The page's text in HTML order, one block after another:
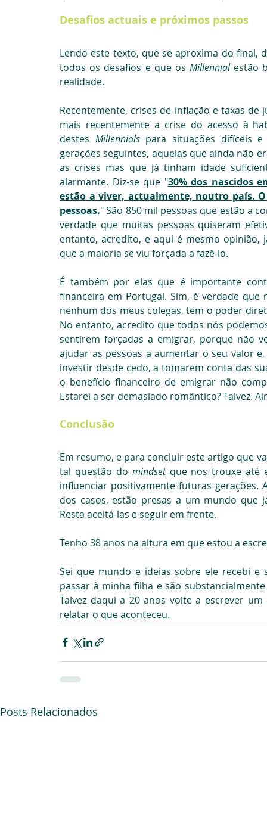
Desafios actuais e próximos passos
Lendo este texto, que se aproxima do final,
todos os desafios e que os Millennial estão
realidade.
Recentemente, crises de inflação e taxas
mais recentemente a crise do acesso à
destes Millennials para situações difíceis
gerações seguintes, aquelas que ainda não
as crises mas que já tinham idade
alarmante. Diz-se que "30% dos nascidos
estão a viver, actualmente, noutro país.
pessoas." São 850 mil pessoas que estão a
verdade que muitas pessoas quiseram
entanto, acredito, e aqui é mesmo
que a maioria se viu forçada a fazê-lo.
É também por elas que é importante
financeira em Portugal. Sim, é verdade
nenhum dos meus colegas, tem o poder
No entanto, acredito que todos nós
sentirem forçadas a emigrar, porque não
ajudar as pessoas a aumentar o seu valor
investir desde cedo, a tomarem conta das
o benefício financeiro de emigrar não
Estarei a ser demasiado romântico? Talvez.
Conclusão
Em resumo, e para concluir este artigo que
tal questão do mindset que nos trouxe até
influenciar positivamente futuras gerações.
dos casos, estão presas a um mundo que
Resta aceitá-las e seguir em frente.
Tenho 38 anos na altura em que estou a
Sei que mundo e ideias sobre ele recebi
passar à minha filha e são
Talvez daqui a 20 anos volte a escrever
relatar o que aconteceu.
Posts Relacionados